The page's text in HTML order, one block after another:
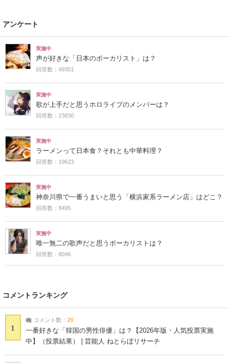
アンケート
実施中
声が好きな「日本のボーカリスト」は？
回答数：49351
実施中
歌が上手だと思うホロライブのメンバーは？
回答数：23830
実施中
ラーメンって日本食？それとも中華料理？
回答数：19623
実施中
神奈川県で一番うまいと思う「横浜家系ラーメン店」はどこ？
回答数：8495
実施中
唯一無二の歌声だと思うボーカリストは？
回答数：8046
コメントランキング
1
コメント数： 20
一番好きな「韓国の男性俳優」は？【2026年版・人気投票実施
中】（投票結果） | 芸能人 ねとらぼリサーチ